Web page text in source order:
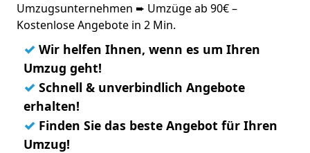
Umzugsunternehmen ➨ Umzüge ab 90€ –
Kostenlose Angebote in 2 Min.
✓ Wir helfen Ihnen, wenn es um Ihren
Umzug geht!
✓ Schnell & unverbindlich Angebote
erhalten!
✓ Finden Sie das beste Angebot für Ihren
Umzug!